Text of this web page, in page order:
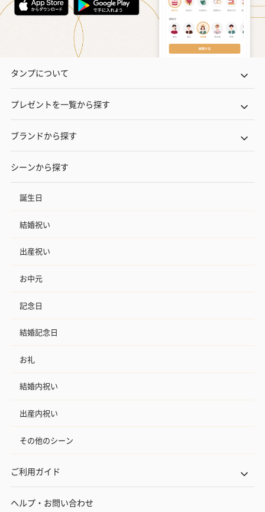
タンプについて
プレゼントを一覧から探す
ブランドから探す
シーンから探す
誕生日
結婚祝い
出産祝い
お中元
記念日
結婚記念日
お礼
結婚内祝い
出産内祝い
その他のシーン
ご利用ガイド
ヘルプ・お問い合わせ